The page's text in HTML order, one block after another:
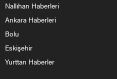
Nallıhan Haberleri
Ankara Haberleri
Bolu
Eskişehir
Yurttan Haberler